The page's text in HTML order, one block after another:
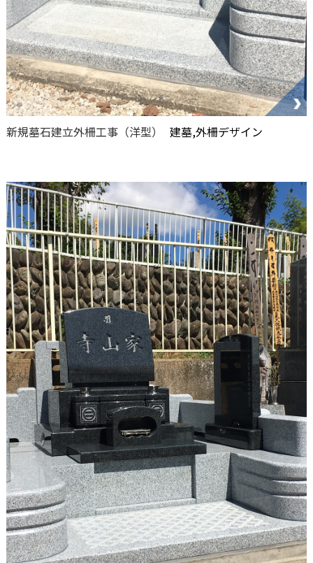
新規墓石建立外柵工事（洋型） 建墓,外柵デザイン